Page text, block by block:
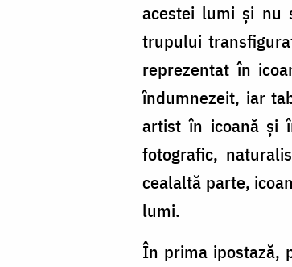
acestei lumi și nu
trupului
reprezentat în
îndumnezeit, iar
artist în icoană și
fotografic,
cealaltă parte,
lumi.
În prima ipostază,